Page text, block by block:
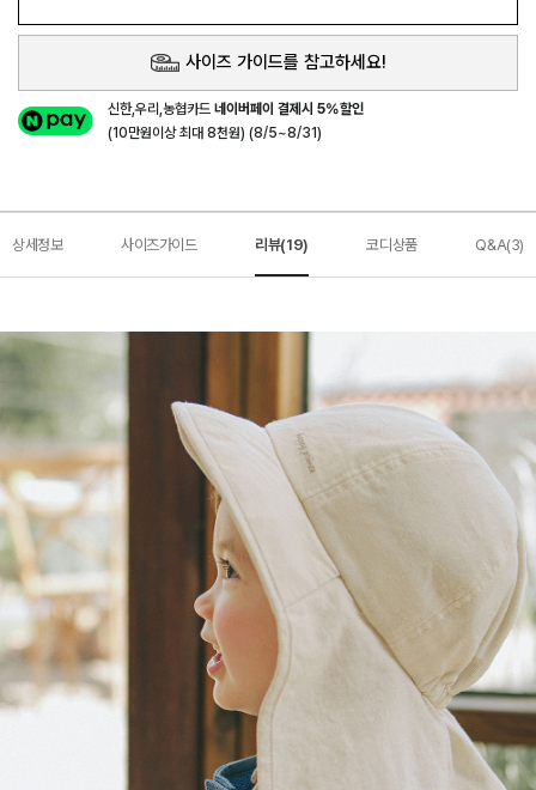
사이즈 가이드를 참고하세요!
신한,우리,농협카드네이버페이 결제시 5%할인
(10만원이상 최대 8천원) (8/5~8/31)
상세정보 사이즈가이드 리뷰(19) 코디상품 Q&A(3)